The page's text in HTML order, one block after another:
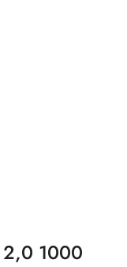
2,0 1000